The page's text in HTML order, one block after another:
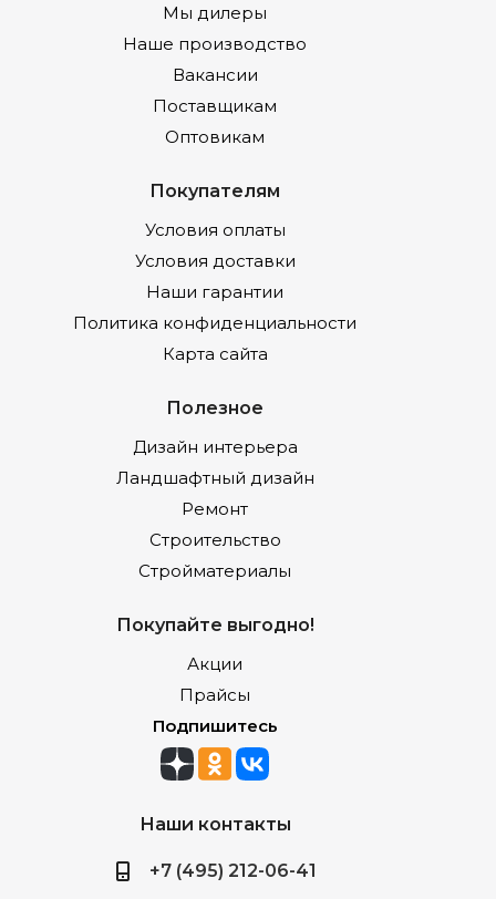
Мы дилеры
Наше производство
Вакансии
Поставщикам
Оптовикам
Покупателям
Условия оплаты
Условия доставки
Наши гарантии
Политика конфиденциальности
Карта сайта
Полезное
Дизайн интерьера
Ландшафтный дизайн
Ремонт
Строительство
Стройматериалы
Покупайте выгодно!
Акции
Прайсы
Подпишитесь
Наши контакты
+7 (495) 212-06-41